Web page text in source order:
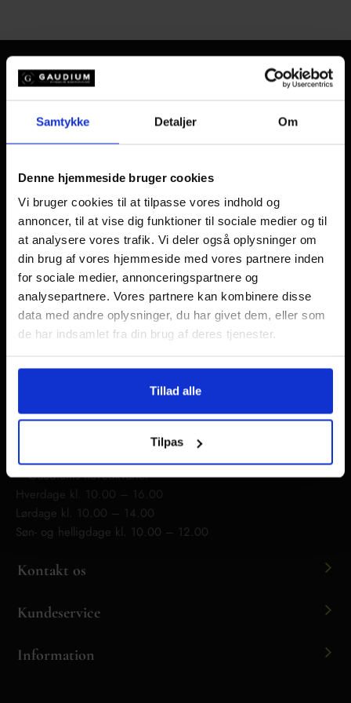
Samtykke Detaljer Om
Denne hjemmeside bruger cookies
Vi bruger cookies til at tilpasse vores indhold og
annoncer, til at vise dig funktioner til sociale medier og til
at analysere vores trafik. Vi deler også oplysninger om
din brug af vores hjemmeside med vores partnere inden
for sociale medier, annonceringspartnere og
analysepartnere. Vores partnere kan kombinere disse
data med andre oplysninger, du har givet dem, eller som
de har indsamlet fra din brug af deres tjenester.
Tillad alle
Tilpas
Levering på hele Sjælland
Leveres i 2-timers intervaller
Levering på hele Sjælland
Alle dage kl. 11.00 - 18.00
Leveres i 30 min. interval.
Min. 25 kuv.
Afhentning
Charlottenlund:Stationsplads 7, 2920
– Gaudiums afhentningssted
Lørdage kl. 10.00 – 12.00 (Ved Theis vine)
Rødovre:Roskildevej 284, 2610
– Gaudiums afhentningsbutik
Lørdage kl. 10.00 – 14.00
– Gaudiums hovedkvarter
Hverdage kl. 10.00 – 16.00
Lørdage kl. 10.00 – 14.00
Søn- og helligdage kl. 10.00 – 12.00
Kontakt os
Kundeservice
Information